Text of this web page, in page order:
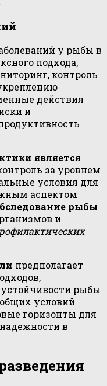
у рыбы в
подхода,
контроль
действия
и
является
за уровнем
условия для
аспектом
рыбы
и
предполагает
рыбы
условий
горизонты для
в